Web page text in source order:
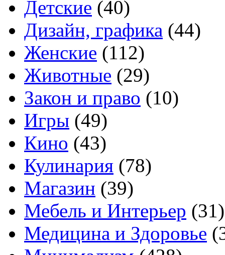
Детские (40)
Дизайн, графика (44)
Женские (112)
Животные (29)
Закон и право (10)
Игры (49)
Кино (43)
Кулинария (78)
Магазин (39)
Мебель и Интерьер (31)
Медицина и Здоровье